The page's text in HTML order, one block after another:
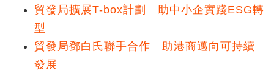
貿發局擴展T-box計劃 助中小企實踐ESG轉
型
貿發局鄧白氏聯手合作 助港商邁向可持續
發展